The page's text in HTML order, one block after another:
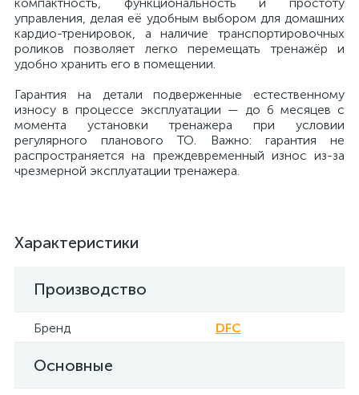
управления, делая её удобным выбором для домашних
кардио-тренировок, а наличие транспортировочных
роликов позволяет легко перемещать тренажёр и
удобно хранить его в помещении.
Гарантия на детали подверженные естественному
износу в процессе эксплуатации — до 6 месяцев с
момента установки тренажера при условии
регулярного планового ТО. Важно: гарантия не
распространяется на преждевременный износ из-за
чрезмерной эксплуатации тренажера.
Характеристики
Производство
Бренд DFC
Основные